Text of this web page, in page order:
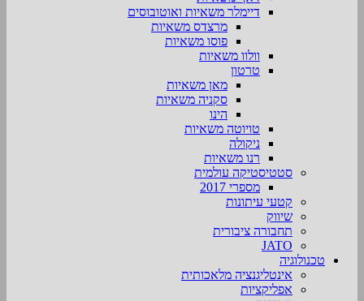
דיימלר משאיות ואוטובוסים
מרצדס משאיות
פוסו משאיות
וולוו משאיות
טרטון
מאן משאיות
סקניה משאיות
הינו
טויוטה משאיות
ניקולה
רנו משאיות
סטטיסטיקה עולמית
מספרי 2017
קטעי עיתונות
שיווק
תחבורה ציבורית
JATO
טכנולוגיה
אינטליגנציה מלאכותית
אפליקציות